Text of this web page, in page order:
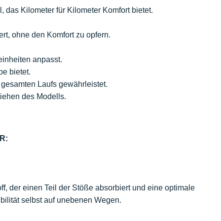
Kilometer für Kilometer Komfort bietet.
ohne den Komfort zu opfern.
anpasst.
bietet.
Laufs gewährleistet.
des Modells.
der einen Teil der Stöße absorbiert und eine optimale
selbst auf unebenen Wegen.